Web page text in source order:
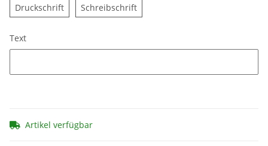
DruckschriftDruckschrift
SchreibschriftSchreibschrift
Text
Artikel verfügbar